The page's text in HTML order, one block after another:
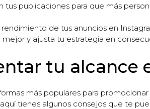
tus publicaciones para que más
de tus anuncios en
y ajusta tu estrategia en
tu alcance
más populares para
tienes algunos consejos que te